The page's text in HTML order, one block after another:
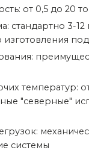
от 0,5 до 20
стандартно 3-12
под
температур:
"северные"
системы